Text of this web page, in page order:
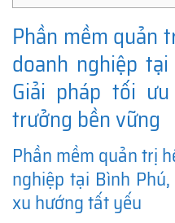
Phần mềm quản
doanh nghiệp
Giải pháp tối
trưởng bền vững
Phần mềm quản trị
nghiệp tại Bình
xu hướng tất yếu